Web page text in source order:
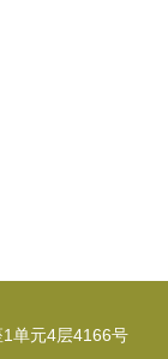
单元4层4166号